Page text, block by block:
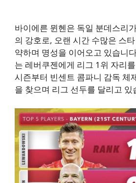
바이에른 뮌헨은 독일 분데스리
의 강호로, 오랜 시간 수많은 스
약하며 명성을 이어오고 있습니
는 레버쿠젠에게 리그 1위 자리
시즌부터 빈센트 콤파니 감독 체
을 찾으며 리그 선두를 달리고 있